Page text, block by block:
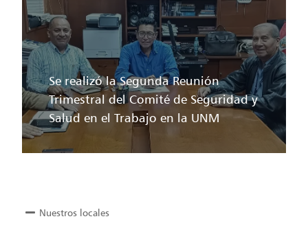
Se realizó la Segunda Reunión
Trimestral del Comité de Seguridad y
Salud en el Trabajo en la UNM
Nuestros locales